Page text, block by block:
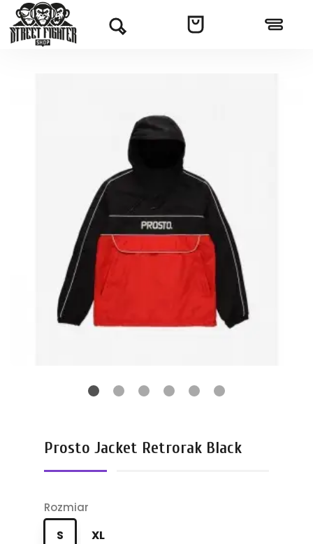
Prosto Jacket Retrorak Black
Rozmiar
S XL